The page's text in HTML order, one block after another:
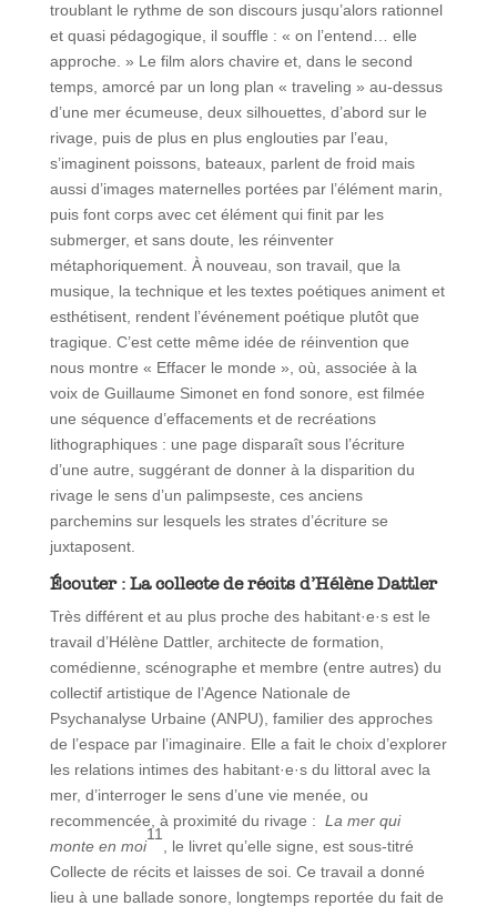
troublant le rythme de son discours jusqu’alors rationnel
et quasi pédagogique, il souffle : « on l’entend… elle
approche. » Le film alors chavire et, dans le second
temps, amorcé par un long plan « traveling » au-dessus
d’une mer écumeuse, deux silhouettes, d’abord sur le
rivage, puis de plus en plus englouties par l’eau,
s’imaginent poissons, bateaux, parlent de froid mais
aussi d’images maternelles portées par l’élément marin,
puis font corps avec cet élément qui finit par les
submerger, et sans doute, les réinventer
métaphoriquement. À nouveau, son travail, que la
musique, la technique et les textes poétiques animent et
esthétisent, rendent l’événement poétique plutôt que
tragique. C’est cette même idée de réinvention que
nous montre « Effacer le monde », où, associée à la
voix de Guillaume Simonet en fond sonore, est filmée
une séquence d’effacements et de recréations
lithographiques : une page disparaît sous l’écriture
d’une autre, suggérant de donner à la disparition du
rivage le sens d’un palimpseste, ces anciens
parchemins sur lesquels les strates d’écriture se
juxtaposent.
Écouter : La collecte de récits d’Hélène Dattler
Très différent et au plus proche des habitant·e·s est le
travail d’Hélène Dattler, architecte de formation,
comédienne, scénographe et membre (entre autres) du
collectif artistique de l’Agence Nationale de
Psychanalyse Urbaine (ANPU), familier des approches
de l’espace par l’imaginaire. Elle a fait le choix d’explorer
les relations intimes des habitant·e·s du littoral avec la
mer, d’interroger le sens d’une vie menée, ou
recommencée, à proximité du rivage : La mer qui
monte en moi
11
, le livret qu’elle signe, est sous-titré
Collecte de récits et laisses de soi. Ce travail a donné
lieu à une ballade sonore, longtemps reportée du fait de